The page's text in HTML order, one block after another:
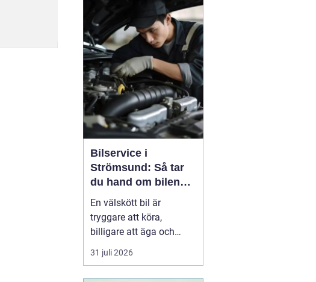
Genom att välja rätt typ
av däck, sköta dem på
rätt s&au...
Bilservice i
Strömsund: Så tar
du hand om bilen
året runt
En välskött bil är
tryggare att köra,
billigare att äga och
enklare att sälja vidare. I
en norrländsk vardag
31 juli 2026